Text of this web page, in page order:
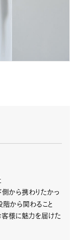
側から携わりたかっ
から関わること
客様に魅力を届けた